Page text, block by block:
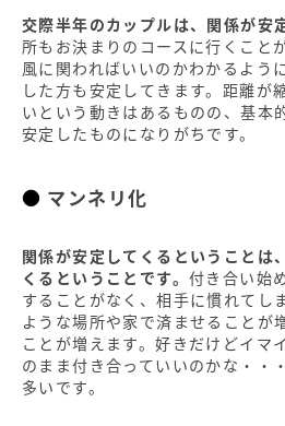
交際半年のカップルは、関係が安
所もお決まりのコースに行くこと
風に関わればいいのかわかるよう
した方も安定してきます。距離が
いという動きはあるものの、基本
安定したものになりがちです。
マンネリ化
関係が安定してくるということは
くるということです。 付き合い始
することがなく、相手に慣れてし
ような場所や家で済ませることが
ことが増えます。好きだけどイマ
のまま付き合っていいのかな・・
多いです。